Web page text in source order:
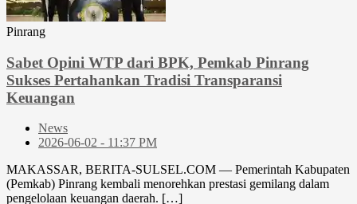
Pinrang
Sabet Opini WTP dari BPK, Pemkab Pinrang
Sukses Pertahankan Tradisi Transparansi
Keuangan
News
2026-06-02 - 11:37 PM
MAKASSAR, BERITA-SULSEL.COM — Pemerintah Kabupaten
(Pemkab) Pinrang kembali menorehkan prestasi gemilang dalam
pengelolaan keuangan daerah. […]